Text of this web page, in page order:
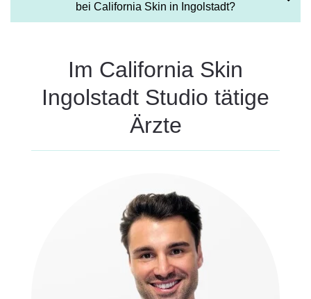
bei California Skin in Ingolstadt?
Im California Skin
Ingolstadt Studio tätige
Ärzte